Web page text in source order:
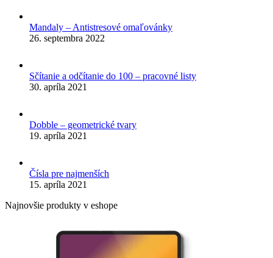
Mandaly – Antistresové omaľovánky
26. septembra 2022
Sčítanie a odčítanie do 100 – pracovné listy
30. apríla 2021
Dobble – geometrické tvary
19. apríla 2021
Čísla pre najmenších
15. apríla 2021
Najnovšie produkty v eshope